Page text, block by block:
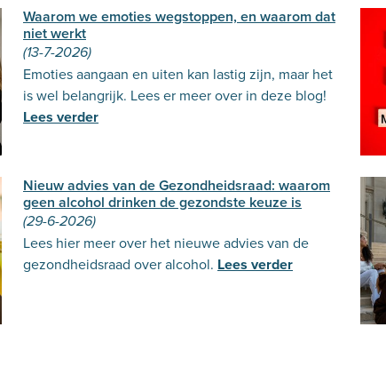
Waarom we emoties wegstoppen, en waarom dat
niet werkt
(13-7-2026)
Emoties aangaan en uiten kan lastig zijn, maar het
is wel belangrijk. Lees er meer over in deze blog!
Lees verder
Nieuw advies van de Gezondheidsraad: waarom
geen alcohol drinken de gezondste keuze is
(29-6-2026)
Lees hier meer over het nieuwe advies van de
gezondheidsraad over alcohol. Lees verder